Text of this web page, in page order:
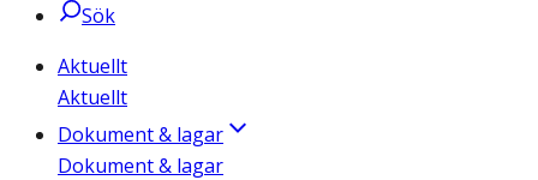
Sök
Aktuellt
Aktuellt
Dokument & lagar
Dokument & lagar